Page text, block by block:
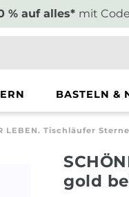
% auf alles* mit
BASTELN &
LEBEN. Tischläufer
gold